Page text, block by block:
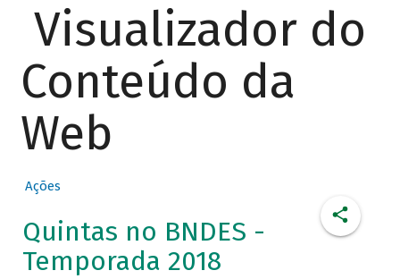
Visualizador do
Conteúdo da
Web
Ações
Quintas no BNDES -
Temporada 2018